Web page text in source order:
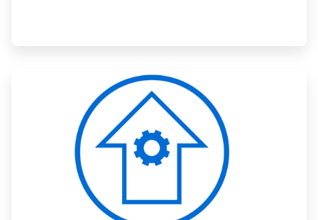
ArticleTile